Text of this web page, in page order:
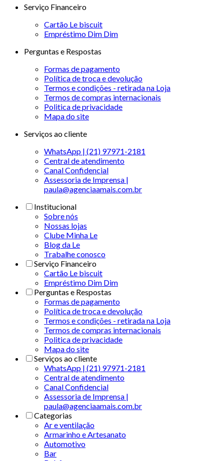
Serviço Financeiro
Cartão Le biscuit
Empréstimo Dim Dim
Perguntas e Respostas
Formas de pagamento
Política de troca e devolução
Termos e condições - retirada na Loja
Termos de compras internacionais
Politica de privacidade
Mapa do site
Serviços ao cliente
WhatsApp | (21) 97971-2181
Central de atendimento
Canal Confidencial
Assessoria de Imprensa |
paula@agenciaamais.com.br
Institucional
Sobre nós
Nossas lojas
Clube Minha Le
Blog da Le
Trabalhe conosco
Serviço Financeiro
Cartão Le biscuit
Empréstimo Dim Dim
Perguntas e Respostas
Formas de pagamento
Política de troca e devolução
Termos e condições - retirada na Loja
Termos de compras internacionais
Politica de privacidade
Mapa do site
Serviços ao cliente
WhatsApp | (21) 97971-2181
Central de atendimento
Canal Confidencial
Assessoria de Imprensa |
paula@agenciaamais.com.br
Categorias
Ar e ventilação
Armarinho e Artesanato
Automotivo
Bar